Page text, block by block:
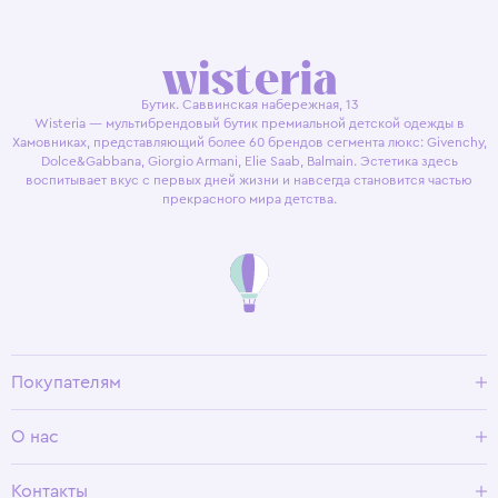
Бутик. Саввинская набережная, 13
Wisteria — мультибрендовый бутик премиальной детской одежды в
Хамовниках, представляющий более 60 брендов сегмента люкс: Givenchy,
Dolce&Gabbana, Giorgio Armani, Elie Saab, Balmain. Эстетика здесь
воспитывает вкус с первых дней жизни и навсегда становится частью
прекрасного мира детства.
Покупателям
Условия возврата
О нас
Программа лояльности
Контакты